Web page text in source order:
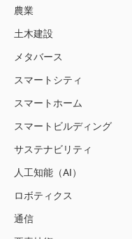
農業
土木建設
メタバース
スマートシティ
スマートホーム
スマートビルディング
サステナビリティ
人工知能（AI）
ロボティクス
通信